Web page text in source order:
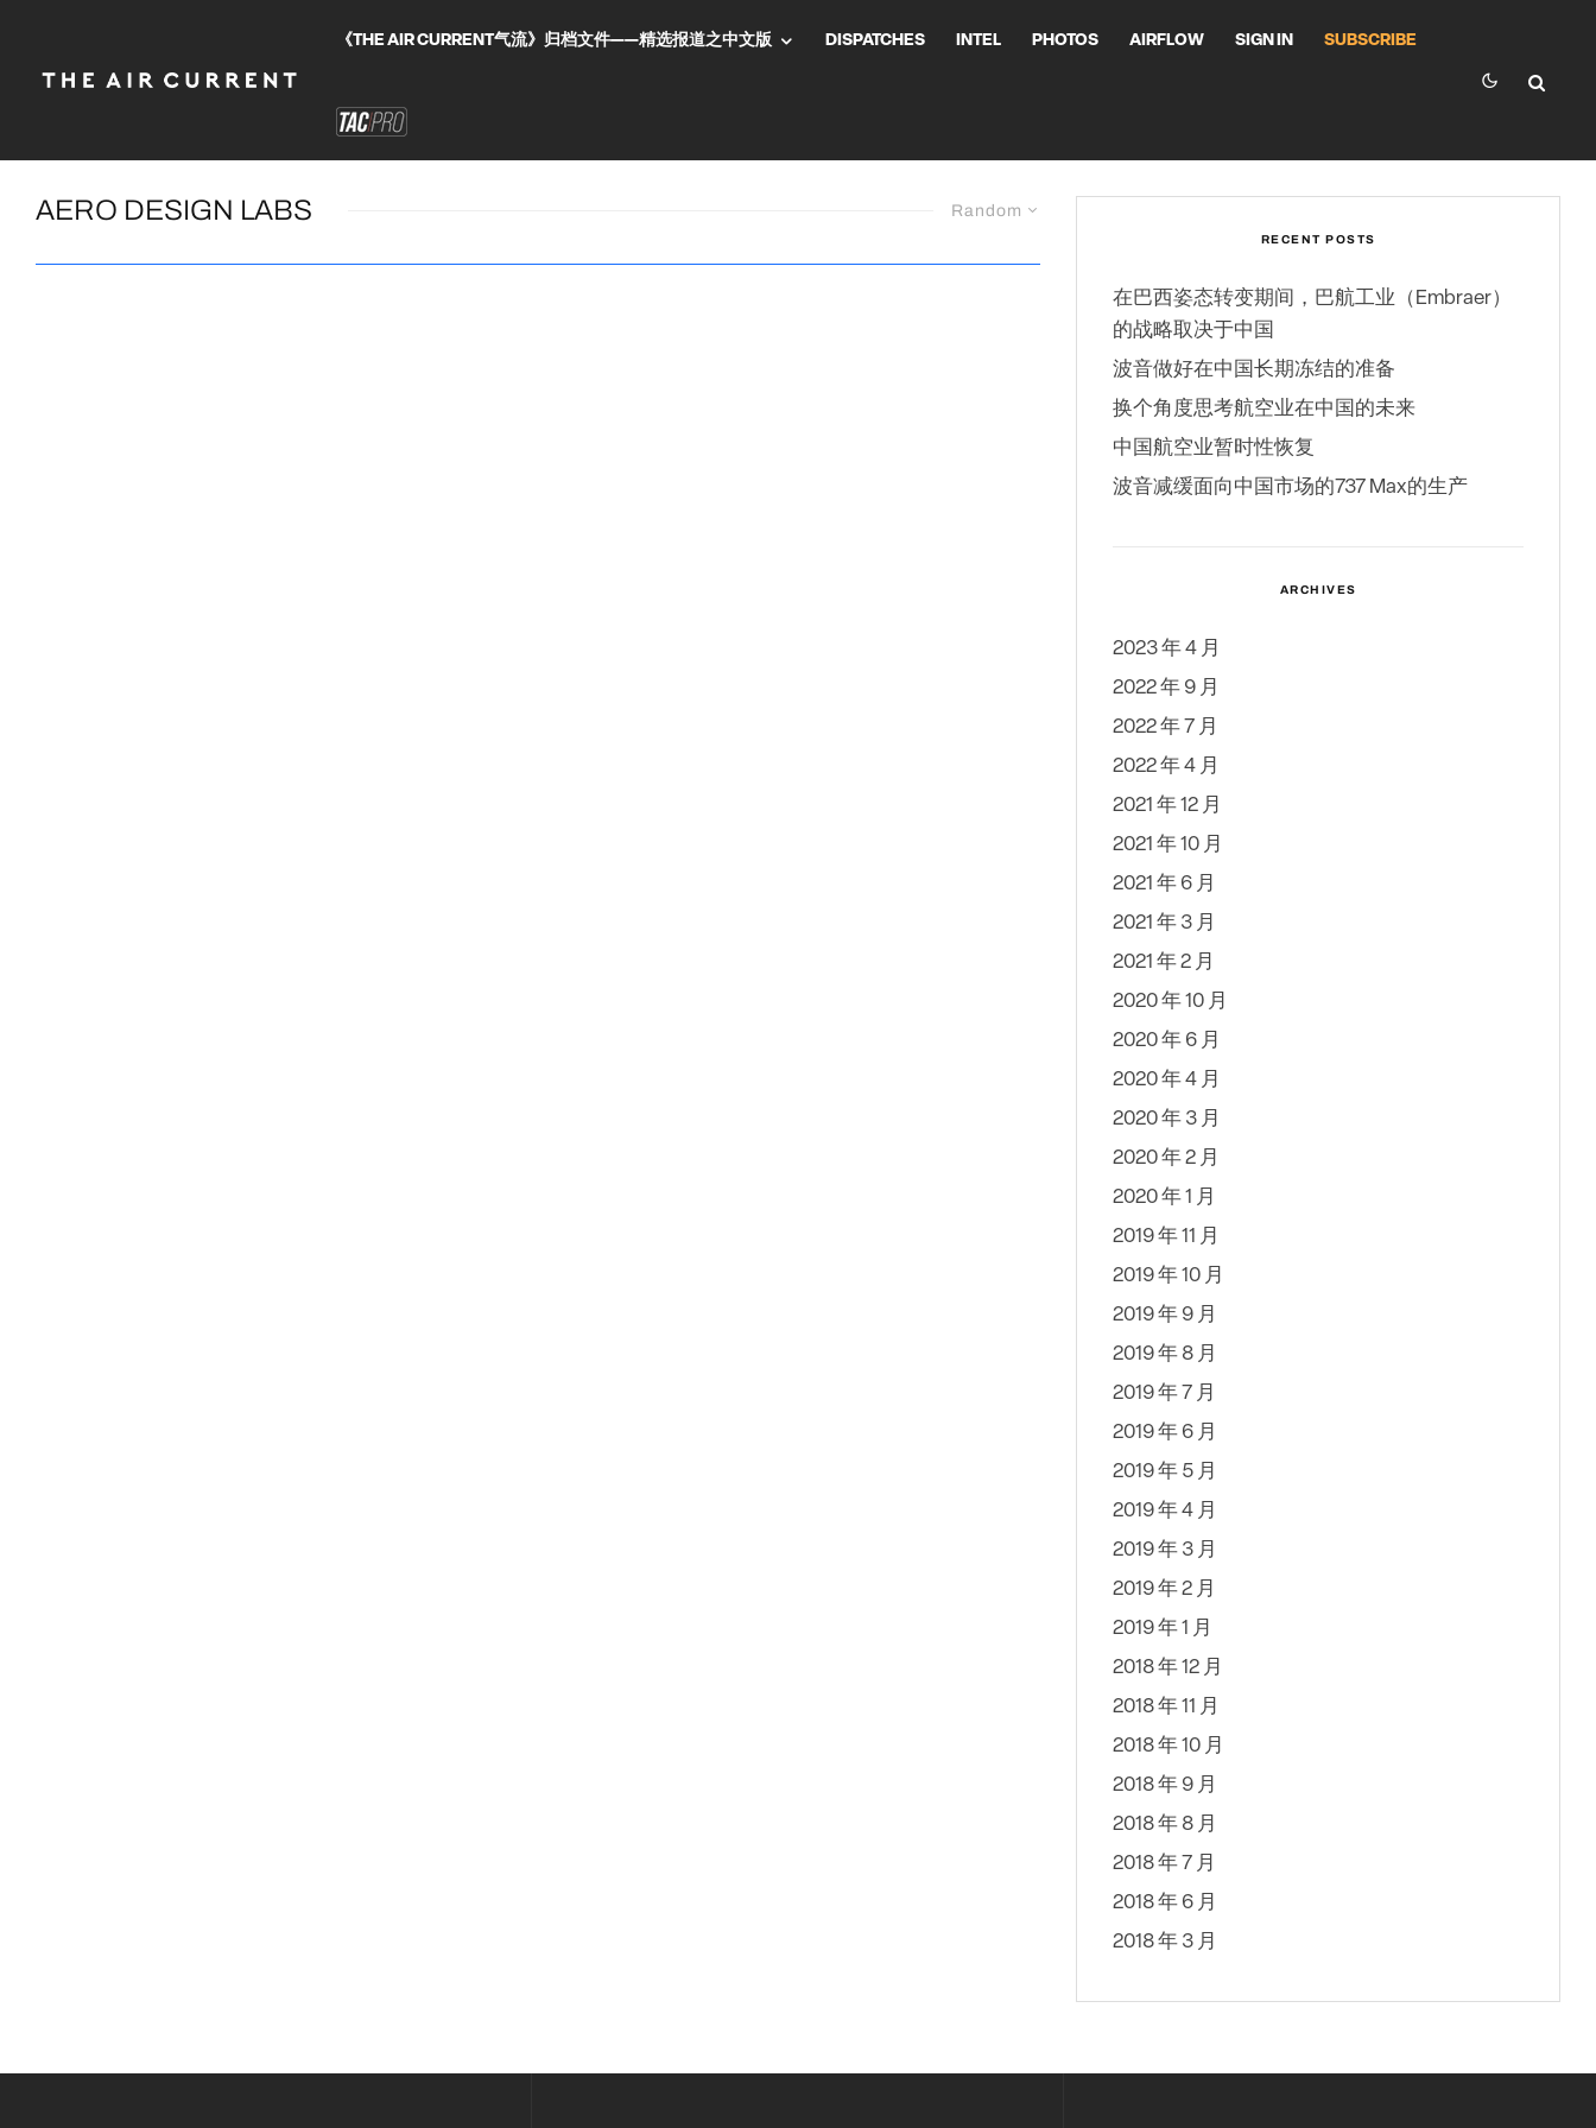
《THE AIR CURRENT气流》归档文件——精选报道之中文版 DISPATCHES INTEL PHOTOS AIRFLOW SIGN IN SUBSCRIBE
Random
AERO DESIGN LABS
RECENT POSTS
在巴西姿态转变期间，巴航工业（Embraer）
的战略取决于中国
波音做好在中国长期冻结的准备
换个角度思考航空业在中国的未来
中国航空业暂时性恢复
波音减缓面向中国市场的737 Max的生产
ARCHIVES
2023 年 4 月
2022 年 9 月
2022 年 7 月
2022 年 4 月
2021 年 12 月
2021 年 10 月
2021 年 6 月
2021 年 3 月
2021 年 2 月
2020 年 10 月
2020 年 6 月
2020 年 4 月
2020 年 3 月
2020 年 2 月
2020 年 1 月
2019 年 11 月
2019 年 10 月
2019 年 9 月
2019 年 8 月
2019 年 7 月
2019 年 6 月
2019 年 5 月
2019 年 4 月
2019 年 3 月
2019 年 2 月
2019 年 1 月
2018 年 12 月
2018 年 11 月
2018 年 10 月
2018 年 9 月
2018 年 8 月
2018 年 7 月
2018 年 6 月
2018 年 3 月